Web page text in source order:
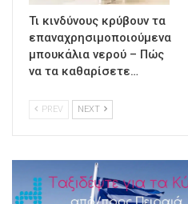
Τι κινδύνους κρύβουν τα
επαναχρησιμοποιούμενα
μπουκάλια νερού – Πώς
να τα καθαρίσετε…
PREV NEXT